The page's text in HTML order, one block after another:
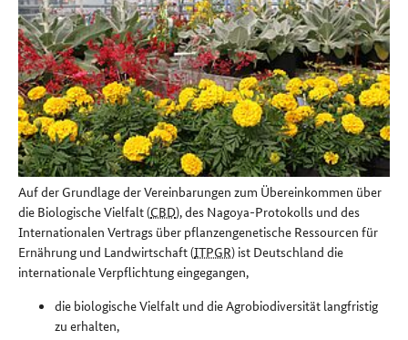
Auf der Grundlage der Vereinbarungen zum Übereinkommen über
die Biologische Vielfalt (CBD), des Nagoya-Protokolls und des
Internationalen Vertrags über pflanzengenetische Ressourcen für
Ernährung und Landwirtschaft (ITPGR) ist Deutschland die
internationale Verpflichtung eingegangen,
die biologische Vielfalt und die Agrobiodiversität langfristig
zu erhalten,